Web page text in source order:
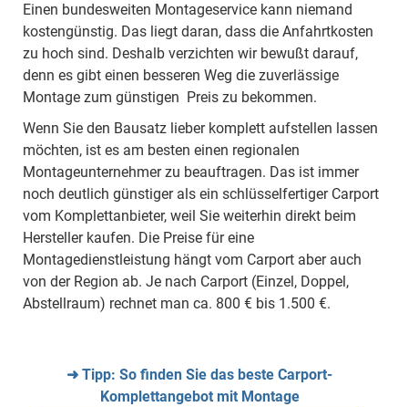
Einen bundesweiten Montageservice kann niemand
kostengünstig. Das liegt daran, dass die Anfahrtkosten
zu hoch sind. Deshalb verzichten wir bewußt darauf,
denn es gibt einen besseren Weg die zuverlässige
Montage zum günstigen Preis zu bekommen.
Wenn Sie den Bausatz lieber komplett aufstellen lassen
möchten, ist es am besten einen regionalen
Montageunternehmer zu beauftragen. Das ist immer
noch deutlich günstiger als ein schlüsselfertiger Carport
vom Komplettanbieter, weil Sie weiterhin direkt beim
Hersteller kaufen. Die Preise für eine
Montagedienstleistung hängt vom Carport aber auch
von der Region ab. Je nach Carport (Einzel, Doppel,
Abstellraum) rechnet man ca. 800 € bis 1.500 €.
➜ Tipp: So finden Sie das beste Carport-
Komplettangebot mit Montage